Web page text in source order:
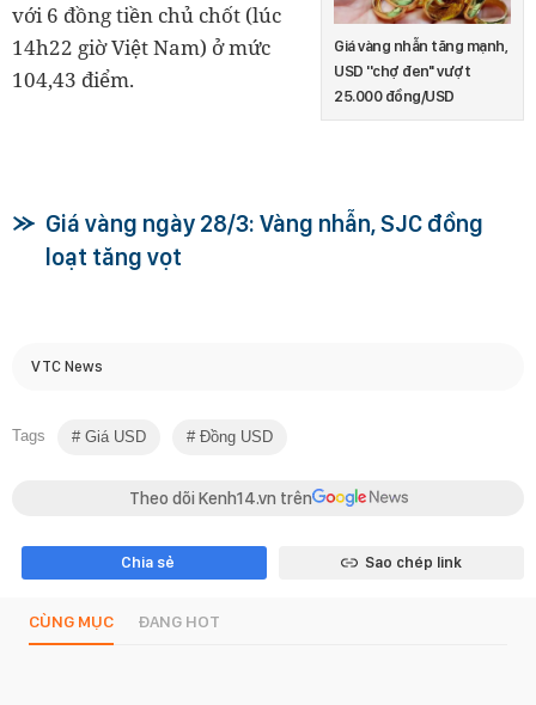
Giá vàng nhẫn tăng mạnh,
USD ''chợ đen'' vượt
25.000 đồng/USD
với 6 đồng tiền chủ chốt (lúc
14h22 giờ Việt Nam) ở mức
104,43 điểm.
Giá vàng ngày 28/3: Vàng nhẫn, SJC đồng
loạt tăng vọt
VTC News
Tags Giá USD Đồng USD
Theo dõi Kenh14.vn trên
Chia sẻ Sao chép link
CÙNG MỤC ĐANG HOT